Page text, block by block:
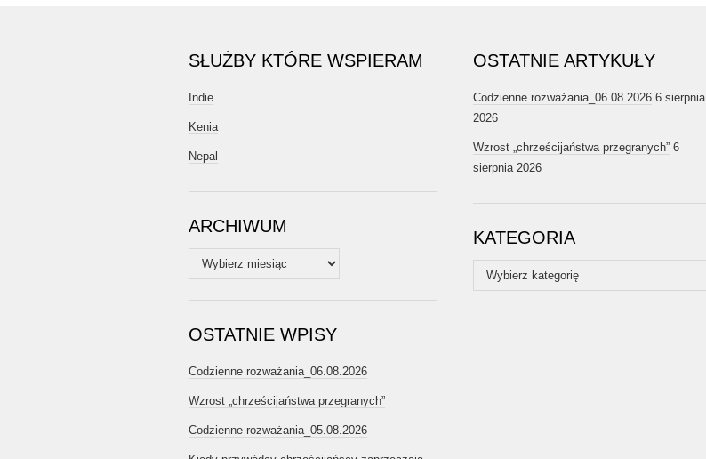
SŁUŻBY KTÓRE WSPIERAM
Indie
Kenia
Nepal
ARCHIWUM
Archiwum
OSTATNIE WPISY
Codzienne rozważania_06.08.2026
Wzrost „chrześcijaństwa przegranych”
Codzienne rozważania_05.08.2026
OSTATNIE ARTYKUŁY
Codzienne rozważania_06.08.2026 6 sierpnia
2026
Wzrost „chrześcijaństwa przegranych” 6
sierpnia 2026
KATEGORIA
Kategoria